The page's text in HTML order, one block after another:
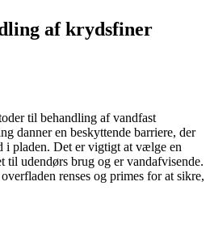
af krydsfiner
til behandling af vandfast
danner en beskyttende barriere, der
pladen. Det er vigtigt at vælge en
til udendørs brug og er vandafvisende.
renses og primes for at sikre,